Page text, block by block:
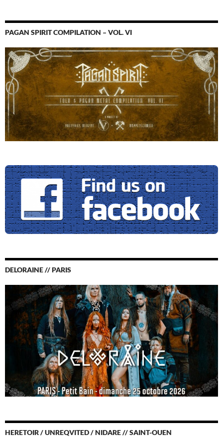
PAGAN SPIRIT COMPILATION – VOL. VI
DELORAINE // PARIS
HERETOIR / UNREQVITED / NIDARE // SAINT-OUEN